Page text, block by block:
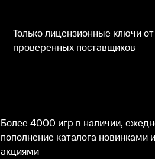
Только лицензионные ключи от
проверенных поставщиков
Более 4000 игр в наличии,
пополнение каталога новинками и
акциями